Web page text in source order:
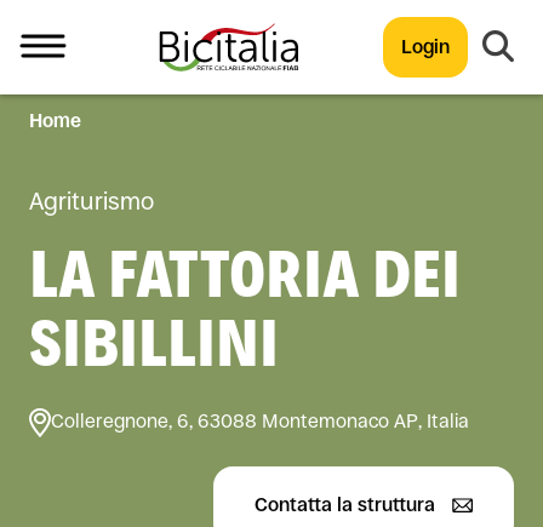
Login
TUTTO
Home
Agriturismo
LA FATTORIA DEI
SIBILLINI
Colleregnone, 6, 63088 Montemonaco AP, Italia
Contatta la struttura